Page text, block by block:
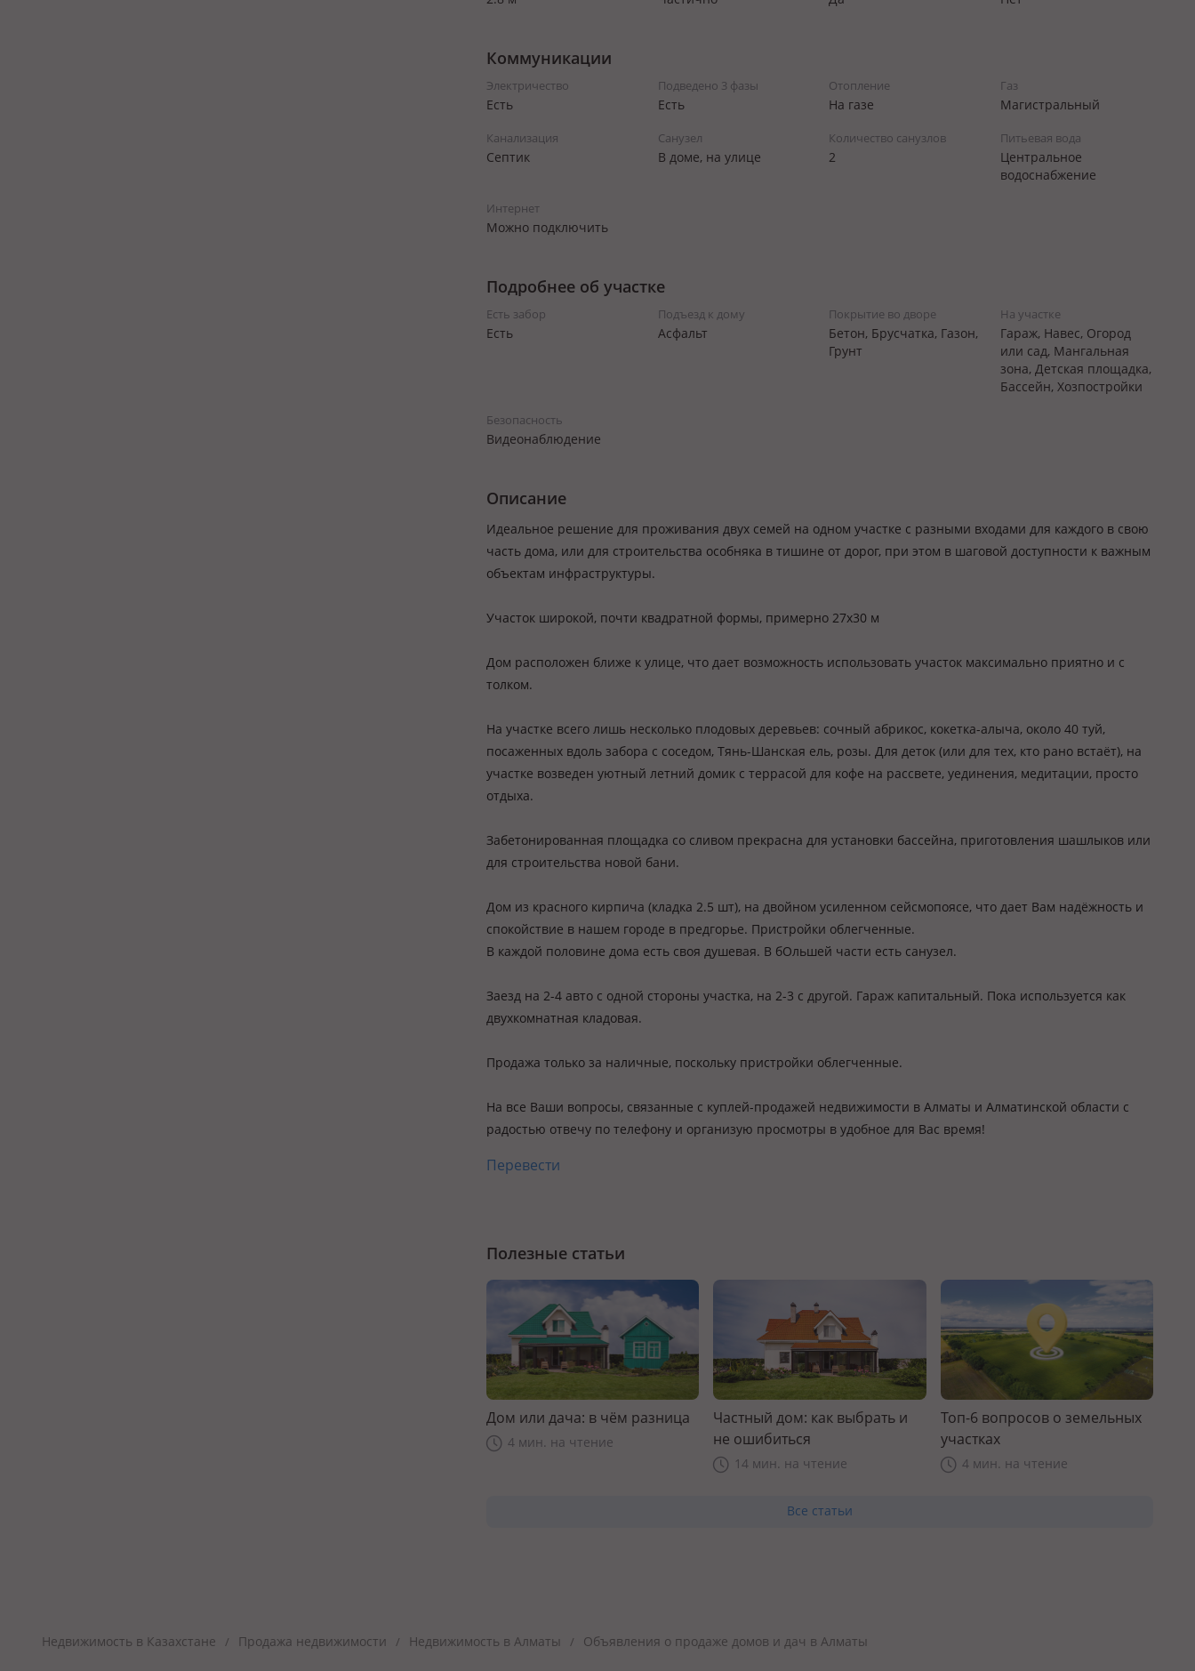
Коммуникации
Электричество
Есть
Подведено 3 фазы
Есть
Отопление
На газе
Газ
Магистральный
Канализация
Септик
Санузел
В доме, на улице
Количество санузлов
2
Питьевая вода
Центральное
водоснабжение
Интернет
Можно подключить
Подробнее об участке
Есть забор
Есть
Подъезд к дому
Асфальт
Покрытие во дворе
Бетон, Брусчатка, Газон,
Грунт
На участке
Гараж, Навес, Огород
или сад, Мангальная
зона, Детская площадка,
Бассейн, Хозпостройки
Безопасность
Видеонаблюдение
Описание
Идеальное решение для проживания двух семей на одном участке с разными входами для каждого в свою
часть дома, или для строительства особняка в тишине от дорог, при этом в шаговой доступности к важным
объектам инфраструктуры.
Участок широкой, почти квадратной формы, примерно 27х30 м
Дом расположен ближе к улице, что дает возможность использовать участок максимально приятно и с
толком.
На участке всего лишь несколько плодовых деревьев: сочный абрикос, кокетка-алыча, около 40 туй,
посаженных вдоль забора с соседом, Тянь-Шанская ель, розы. Для деток (или для тех, кто рано встаёт), на
участке возведен уютный летний домик с террасой для кофе на рассвете, уединения, медитации, просто
отдыха.
Забетонированная площадка со сливом прекрасна для установки бассейна, приготовления шашлыков или
для строительства новой бани.
Дом из красного кирпича (кладка 2.5 шт), на двойном усиленном сейсмопоясе, что дает Вам надёжность и
спокойствие в нашем городе в предгорье. Пристройки облегченные.
В каждой половине дома есть своя душевая. В бОльшей части есть санузел.
Заезд на 2-4 авто с одной стороны участка, на 2-3 с другой. Гараж капитальный. Пока используется как
двухкомнатная кладовая.
Продажа только за наличные, поскольку пристройки облегченные.
На все Ваши вопросы, связанные с куплей-продажей недвижимости в Алматы и Алматинской области с
радостью отвечу по телефону и организую просмотры в удобное для Вас время!
Перевести
Полезные статьи
Дом или дача: в чём разница
4 мин. на чтение
Частный дом: как выбрать и
не ошибиться
14 мин. на чтение
Топ-6 вопросов о земельных
участках
4 мин. на чтение
Все статьи
Недвижимость в Казахстане / Продажа недвижимости / Недвижимость в Алматы / Объявления о продаже домов и дач в Алматы